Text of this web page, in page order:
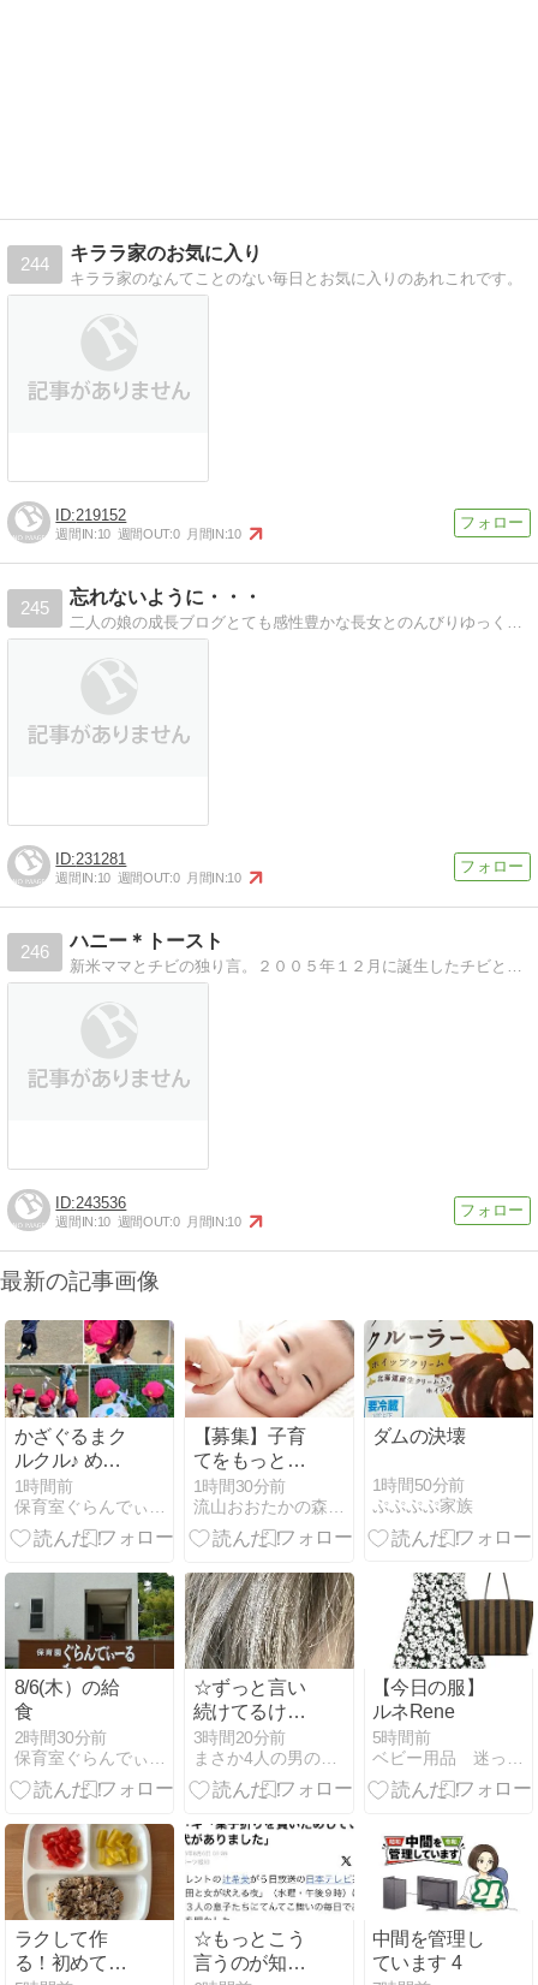
244
キララ家のお気に入り
キララ家のなんてことのない毎日とお気に入りのあれこれです。
219152
週間IN:10 週間OUT:0 月間IN:10
245
忘れないように・・・
二人の娘の成長ブログとても感性豊かな長女とのんびりゆっくり成長の次女の成長の様子ブログ
231281
週間IN:10 週間OUT:0 月間IN:10
246
ハニー＊トースト
新米ママとチビの独り言。２００５年１２月に誕生したチビとの育児奮闘記。
243536
週間IN:10 週間OUT:0 月間IN:10
最新の記事画像
かざぐるまク
ルクル♪ めん
こにも挑戦！
【だいち組(２
歳児）】
1時間前
【募集】子育
てをもっと楽
しみたいママ
へ♡ベビーマ
ッサージ初回
ートレッスン
1時間30分前
ダムの決壊
1時間50分前
ぷぷぷぷ家族
8/6(木）の給
食
2時間30分前
☆ずっと言い
続けてるけど
さ？？？☆
3時間20分前
まさか4人の男の子のお母さんになるなんて。
【今日の服】
ルネRene
5時間前
ラクして作
る！初めての
☆もっとこう
言うのが知り
中間を管理し
ています 4